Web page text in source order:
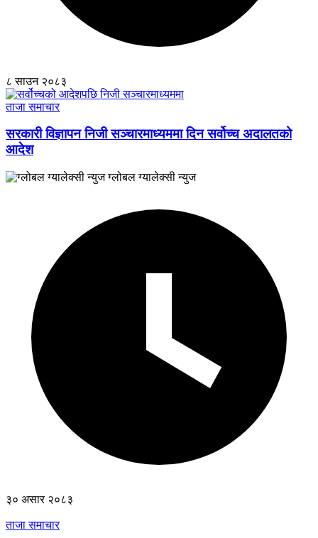
८ साउन २०८३
ताजा समाचार
सरकारी विज्ञापन निजी सञ्चारमाध्यममा दिन सर्वोच्च अदालतको
आदेश
ग्लोबल ग्यालेक्सी न्युज
३० असार २०८३
ताजा समाचार